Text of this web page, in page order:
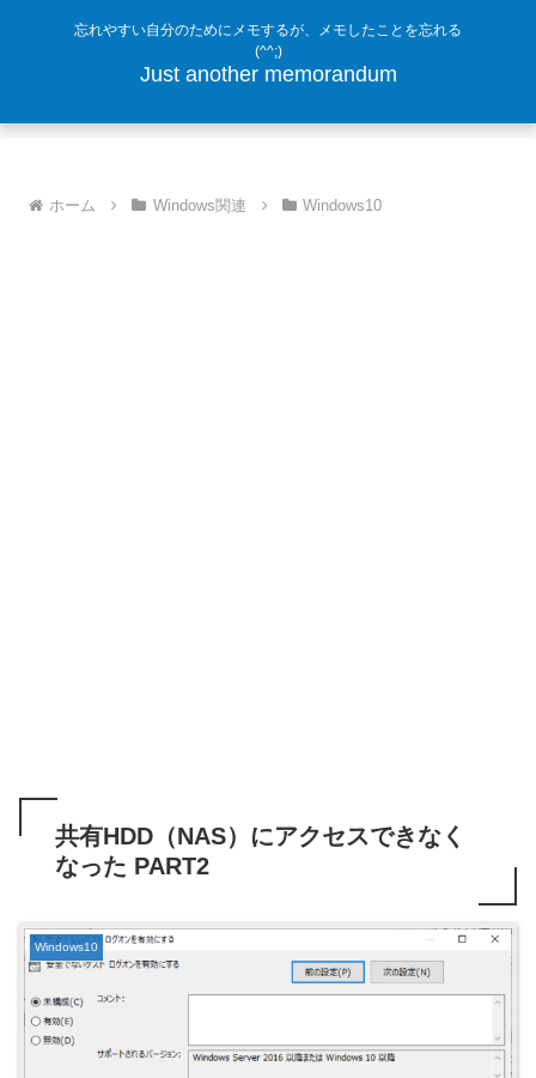
忘れやすい自分のためにメモするが、メモしたことを忘れる
(^^;)
Just another memorandum
ホーム Windows関連 Windows10
共有HDD（NAS）にアクセスできなく
なった PART2
Windows10